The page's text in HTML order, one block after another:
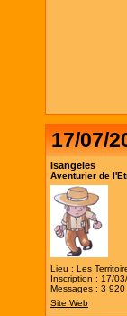
17/07/
isangeles
Aventurier de
Lieu : Les
Inscription : 17/
Messages : 3 920
Site Web